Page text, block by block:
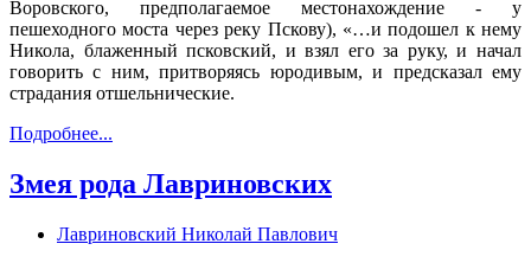
Воровского, предполагаемое местонахождение - у
пешеходного моста через реку Пскову), «…и подошел к нему
Никола, блаженный псковский, и взял его за руку, и начал
говорить с ним, притворяясь юродивым, и предсказал ему
страдания отшельнические.
Подробнее...
Змея рода Лавриновских
Лавриновский Николай Павлович